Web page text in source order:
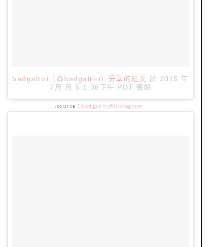
badgalriri（@badgalriri）分享的貼文 於 2015 年
7月 月 5 1:38下午 PDT 張貼
source： badgalriri@Instagram